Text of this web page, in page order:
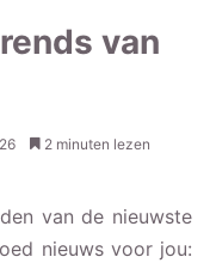
van
2 minuten lezen
van de nieuwste
nieuws voor jou: